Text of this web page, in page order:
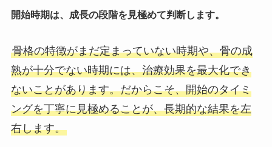
開始時期は、成長の段階を見極めて判断します。
骨格の特徴がまだ定まっていない時期や、骨の成
熟が十分でない時期には、治療効果を最大化でき
ないことがあります。だからこそ、開始のタイミ
ングを丁寧に見極めることが、長期的な結果を左
右します。